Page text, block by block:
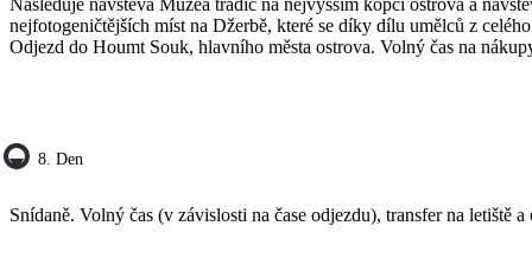
Následuje návštěva Muzea tradic na nejvyšším kopci ostrova a
nejfotogeničtějších míst na Džerbě, které se díky dílu umělců z
Odjezd do Houmt Souk, hlavního města ostrova. Volný čas na
8. Den
Snídaně. Volný čas (v závislosti na čase odjezdu), transfer na letiště